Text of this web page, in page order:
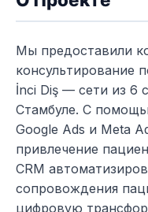
Мы предоставили
консультирование
İnci Diş — сети из 6
Стамбуле. С
Google Ads и Meta
привлечение
CRM
сопровождения
цифровую